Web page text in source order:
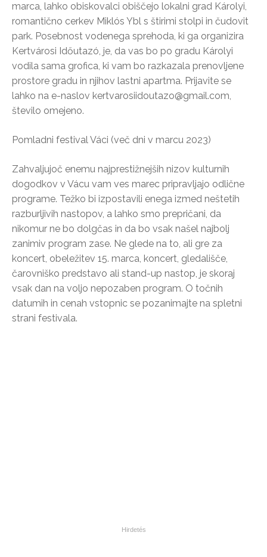
marca, lahko obiskovalci obiščejo lokalni grad Károlyi,
romantično cerkev Miklós Ybl s štirimi stolpi in čudovit
park. Posebnost vodenega sprehoda, ki ga organizira
Kertvárosi Időutazó, je, da vas bo po gradu Károlyi
vodila sama grofica, ki vam bo razkazala prenovljene
prostore gradu in njihov lastni apartma. Prijavite se
lahko na e-naslov kertvarosiidoutazo@gmail.com,
število omejeno.
Pomladni festival Váci (več dni v marcu 2023)
Zahvaljujoč enemu najprestižnejših nizov kulturnih
dogodkov v Vácu vam ves marec pripravljajo odlične
programe. Težko bi izpostavili enega izmed neštetih
razburljivih nastopov, a lahko smo prepričani, da
nikomur ne bo dolgčas in da bo vsak našel najbolj
zanimiv program zase. Ne glede na to, ali gre za
koncert, obeležitev 15. marca, koncert, gledališče,
čarovniško predstavo ali stand-up nastop, je skoraj
vsak dan na voljo nepozaben program. O točnih
datumih in cenah vstopnic se pozanimajte na spletni
strani festivala.